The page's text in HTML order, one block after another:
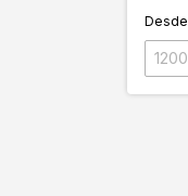
Desde